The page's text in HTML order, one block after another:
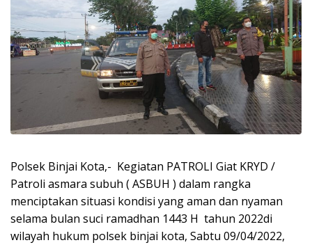
Polsek Binjai Kota,- Kegiatan PATROLI Giat KRYD /
Patroli asmara subuh ( ASBUH ) dalam rangka
menciptakan situasi kondisi yang aman dan nyaman
selama bulan suci ramadhan 1443 H tahun 2022di
wilayah hukum polsek binjai kota, Sabtu 09/04/2022,